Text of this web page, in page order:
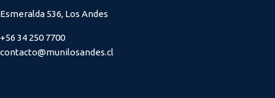
Esmeralda 536, Los Andes
+56 34 250 7700
contacto@munilosandes.cl